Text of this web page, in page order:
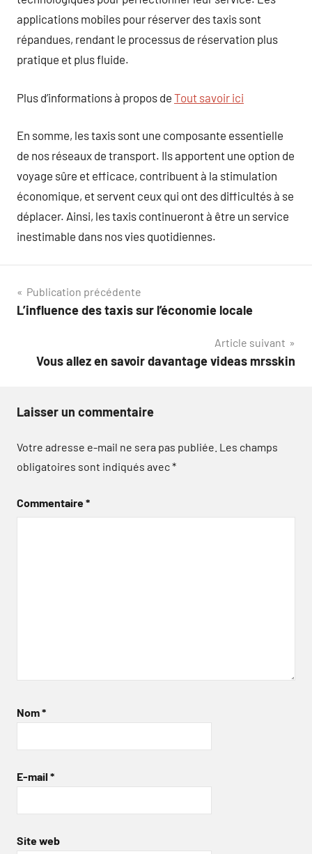
applications mobiles pour réserver des taxis sont
répandues, rendant le processus de réservation plus
pratique et plus fluide.
Plus d’informations à propos de Tout savoir ici
En somme, les taxis sont une composante essentielle
de nos réseaux de transport. Ils apportent une option de
voyage sûre et efficace, contribuent à la stimulation
économique, et servent ceux qui ont des difficultés à se
déplacer. Ainsi, les taxis continueront à être un service
inestimable dans nos vies quotidiennes.
Navigation
de
Publication précédente
L’influence des taxis sur l’économie locale
Article suivant
Vous allez en savoir davantage videas mrsskin
Laisser un commentaire
Votre adresse e-mail ne sera pas publiée. Les champs
obligatoires sont indiqués avec*
Commentaire*
Nom*
E-mail *
Site web